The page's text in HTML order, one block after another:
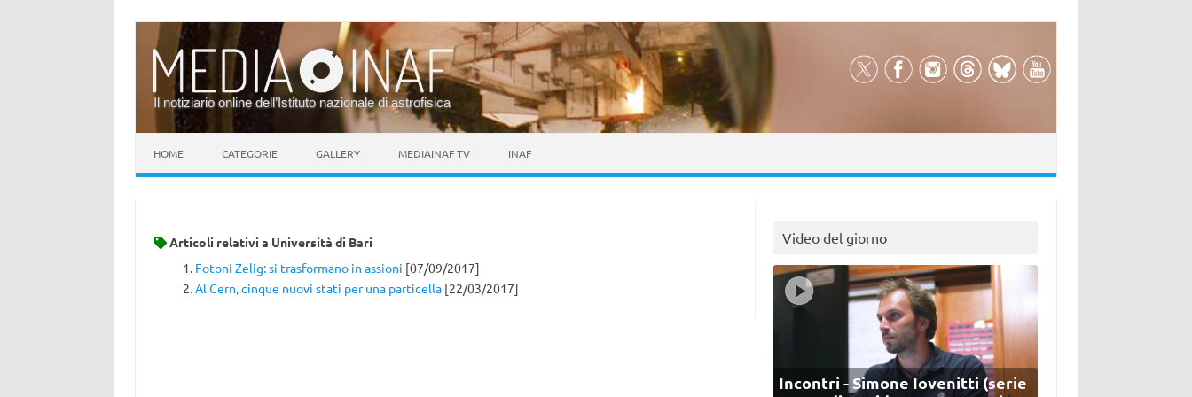
Il notiziario online dell’Istituto nazionale di astrofisica
HOME CATEGORIE GALLERY MEDIAINAF TV INAF
Articoli relativi a Università di Bari
Fotoni Zelig: si trasformano in assioni [07/09/2017]
Al Cern, cinque nuovi stati per una particella[22/03/2017]
Video del giorno
Incontri - Simone Iovenitti (serie